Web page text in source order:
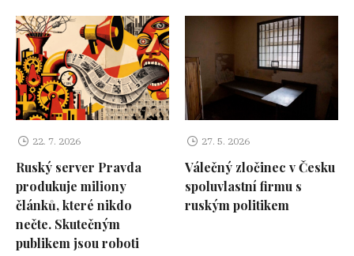
22. 7. 2026
Ruský server Pravda
produkuje miliony
článků, které nikdo
nečte. Skutečným
publikem jsou roboti
27. 5. 2026
Válečný zločinec v Česku
spoluvlastní firmu s
ruským politikem